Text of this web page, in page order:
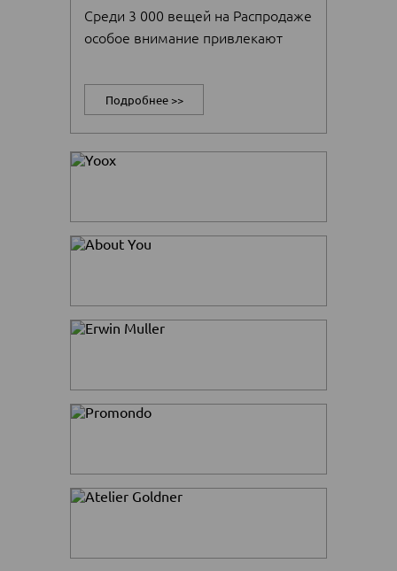
Среди 3 000 вещей на Распродаже
особое внимание привлекают
осенне-зимней коллекции 2025.
Они отлично подойдут и для
следующей осени. Где вы найдете
дизайнерское пальто из
стеганую куртку за 39,95 Евро?
купить и вещи из новой весенней
коллекции. Даже удивительно, как
клиенткам.
Распродажу Madeleine! Скидки до
80%! И они ждут вас.
Подробнее >>